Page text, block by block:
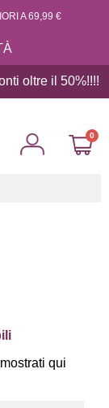
A 69,99 €
oltre il 50%!!!!
qui